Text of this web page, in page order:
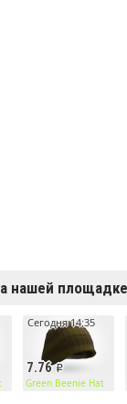
нашей площадке
7.76
Сегодня 14:35
Green Beenie Hat